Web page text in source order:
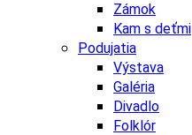
Zámok
Kam s deťmi
Podujatia
Výstava
Galéria
Divadlo
Folklór